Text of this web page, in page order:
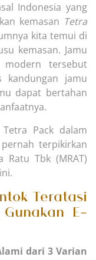
Indonesia yang
kemasan Tetra
kita temui di
kemasan. Jamu
modern tersebut
kandungan jamu
dapat bertahan
Pack dalam
terpikirkan
Tbk (MRAT)
Teratasi
E-
dari 3 Varian